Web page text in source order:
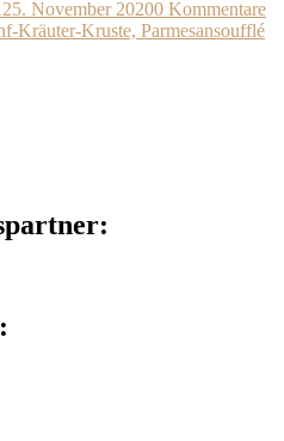
25. November 20200 Kommentare
Kräuter-Kruste, Parmesansoufflé